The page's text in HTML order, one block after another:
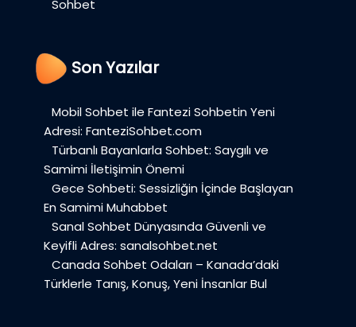
Sohbet
Son Yazılar
Mobil Sohbet ile Fantezi Sohbetin Yeni
Adresi: FanteziSohbet.com
Türbanlı Bayanlarla Sohbet: Saygılı ve
Samimi İletişimin Önemi
Gece Sohbeti: Sessizliğin İçinde Başlayan
En Samimi Muhabbet
Sanal Sohbet Dünyasında Güvenli ve
Keyifli Adres: sanalsohbet.net
Canada Sohbet Odaları – Kanada’daki
Türklerle Tanış, Konuş, Yeni İnsanlar Bul